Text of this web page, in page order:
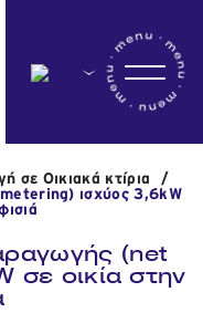
σε Οικιακά κτίρια
/
ισχύος 3,6kW
(net
σε οικία στην